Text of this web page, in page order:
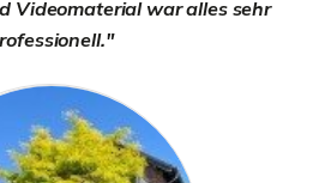
Videomaterial war alles sehr